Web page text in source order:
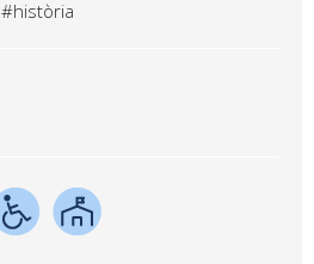
#història